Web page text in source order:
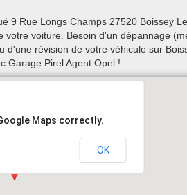
9 Rue Longs Champs 27520 Boissey
voiture. Besoin d'un dépannage
révision de votre véhicule sur
Garage Pirel Agent Opel !
Maps correctly.
OK